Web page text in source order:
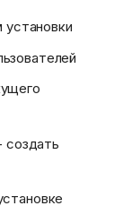
создать